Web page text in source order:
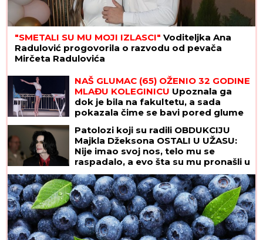
"SMETALI SU MU MOJI IZLASCI" Voditeljka Ana
Radulović progovorila o razvodu od pevača
Mirčeta Radulovića
ČEKA DETE SA LJUBAVNICOM Ana
Radulović bez dlake na jeziku o
pevaču koji je ostavio ženu i decu:
"Ježim se od toga"
MLAĐU KOLEGINICUUpoznala ga
dok je bila na fakultetu, a sada
pokazala čime se bavi pored glume